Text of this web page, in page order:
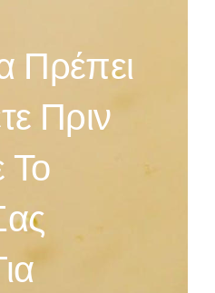
Πρέπει
Πριν
Το